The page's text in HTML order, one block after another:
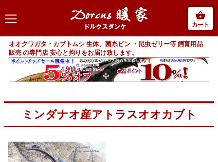
カート
オオクワガタ・カブトムシ 生体、菌糸ビン ・昆虫ゼリー等 飼育用品
販売 の専門店 安心と拘りをお届け致します。
ミンダナオ産アトラスオオカブト